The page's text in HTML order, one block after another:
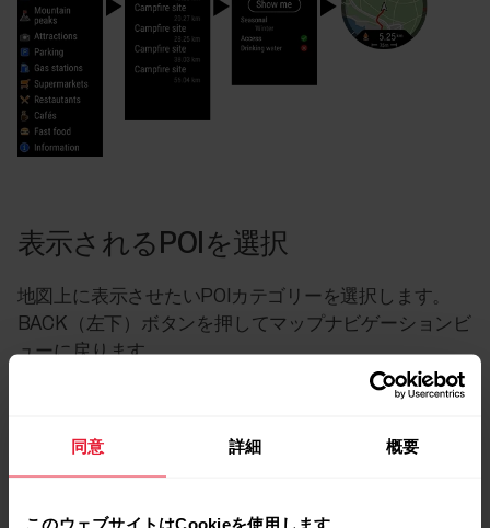
同意 詳細 概要
このウェブサイトはCookieを使用します
表示されるPOIを選択
地図上に表示させたいPOIカテゴリーを選択します。
BACK（左下）ボタンを押してマップナビゲーションビ
ューに戻ります。